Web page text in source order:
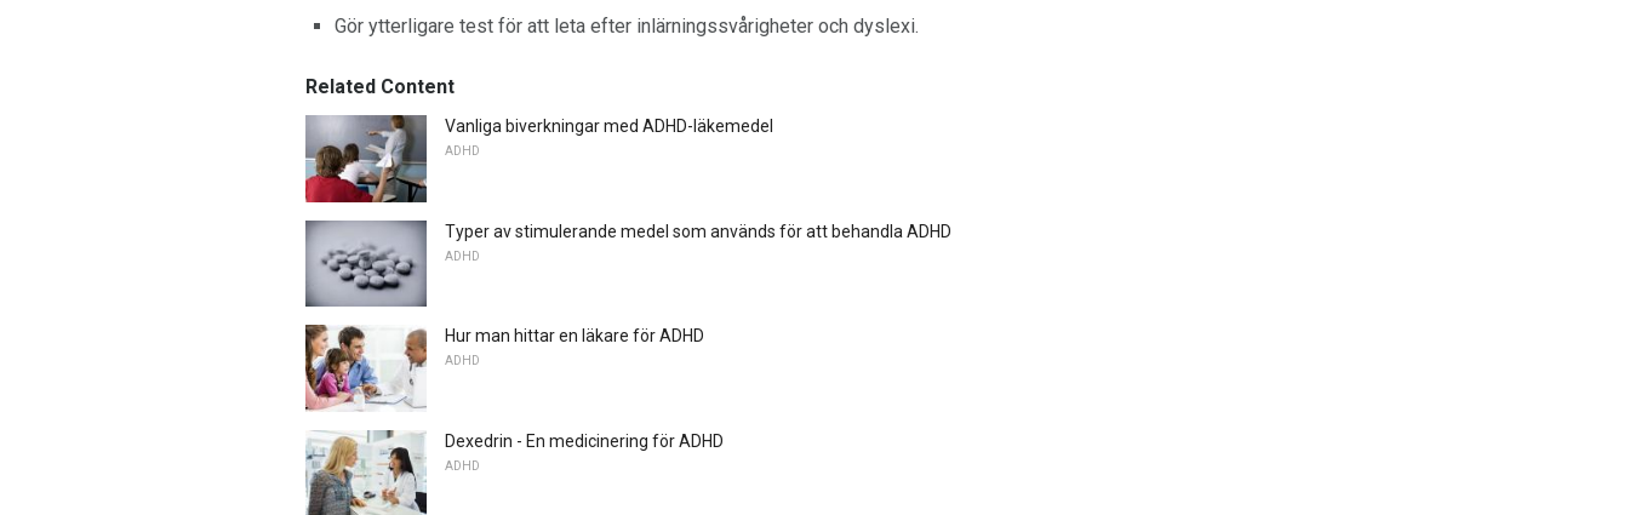
Gör ytterligare test för att leta efter inlärningssvårigheter och dyslexi.
Related Content
Vanliga biverkningar med ADHD-läkemedel
ADHD
Typer av stimulerande medel som används för att behandla ADHD
ADHD
Hur man hittar en läkare för ADHD
ADHD
Dexedrin - En medicinering för ADHD
ADHD